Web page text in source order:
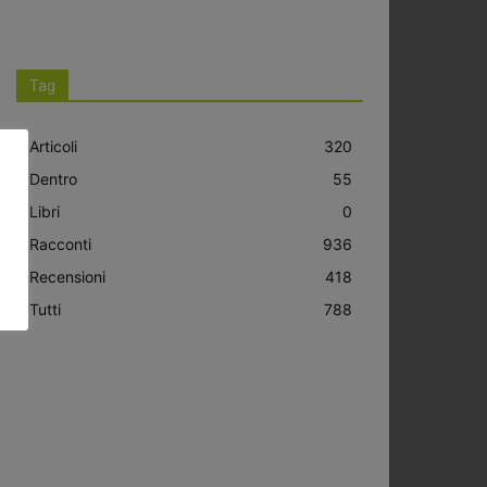
Tag
Articoli
320
Dentro
55
Libri
0
Racconti
936
Recensioni
418
Tutti
788